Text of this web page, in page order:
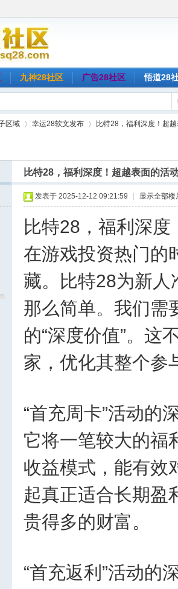
九神28社区 广告28社区 悟道28
区域 幸运28软文发布
›
比特28，福利深度！超
比特28，福利深度！超越表面的活
发表于 2025-12-12 09:21:59 显示全部楼
比特28，福利深
在游戏投资热门的
藏。比特28为新人
那么简单。我们需
的“深度价值”。这
家，优化其整个参
“首充周卡”活动的
它将一笔较大的福
收益模式，能有效
起真正适合长期盈
贵得多的财富。
“首充返利”活动的